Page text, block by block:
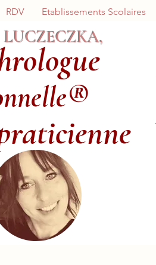
LUCZECZKA,
Etablissements Scolaires
RDV